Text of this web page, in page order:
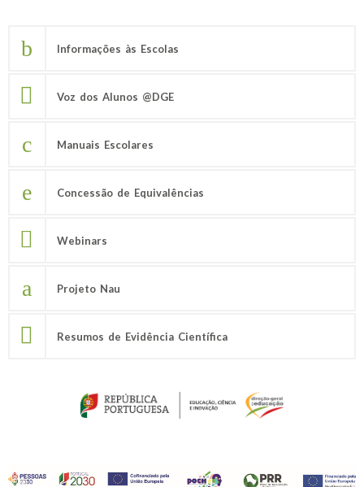
Informações às Escolas
Voz dos Alunos @DGE
Manuais Escolares
Concessão de Equivalências
Webinars
Projeto Nau
Resumos de Evidência Científica